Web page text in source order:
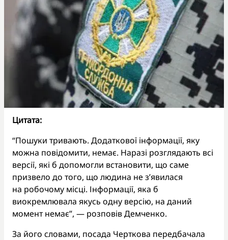
Цитата:
“Пошуки тривають. Додаткової інформації, яку
можна повідомити, немає. Наразі розглядають всі
версії, які б допомогли встановити, що саме
призвело до того, що людина не з’явилася
на робочому місці. Інформації, яка б
виокремлювала якусь одну версію, на даний
момент немає”, — розповів Демченко.
За його словами, посада Черткова передбачала